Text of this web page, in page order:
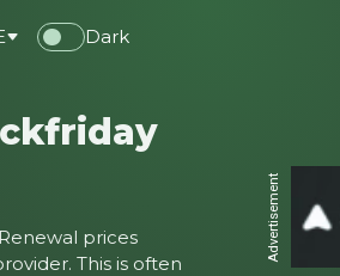
Dark
prices
This is often
Advertisement